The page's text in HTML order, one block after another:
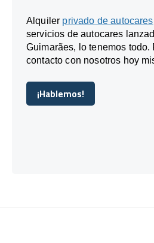
Alquiler privado de autocares
servicios de autocares
Guimarães, lo tenemos todo.
contacto con nosotros hoy
¡Hablemos!
¡Hablemos!